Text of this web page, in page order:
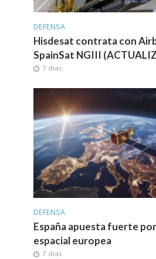
DEFENSA
Hisdesat contrata con
SpainSat NGIII
7 días
DEFENSA
España apuesta fuerte
espacial europea
7 días